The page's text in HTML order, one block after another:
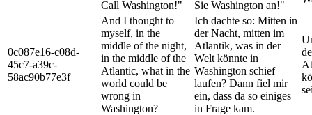
Call Washington!"
Sie Washington an!"
0c087e16-c08d-
45c7-a39c-
58ac90b77e3f
And I thought to
myself, in the
middle of the night,
in the middle of the
Atlantic, what in the
world could be
wrong in
Washington?
Ich dachte so: Mitten in
der Nacht, mitten im
Atlantik, was in der
Welt könnte in
Washington schief
laufen? Dann fiel mir
ein, dass da so einiges
in Frage kam.